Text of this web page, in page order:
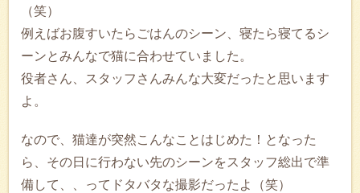
（笑）
例えばお腹すいたらごはんのシーン、寝たら寝てるシ
ーンとみんなで猫に合わせていました。
役者さん、スタッフさんみんな大変だったと思います
よ。
なので、猫達が突然こんなことはじめた！となった
ら、その日に行わない先のシーンをスタッフ総出で準
備して、、ってドタバタな撮影だったよ（笑）